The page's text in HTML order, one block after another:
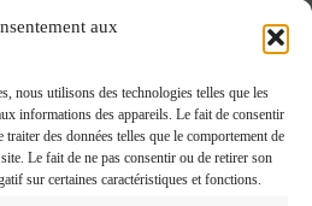
aux
nous utilisons des technologies telles que les
informations des appareils. Le fait de consentir
traiter des données telles que le comportement de
Le fait de ne pas consentir ou de retirer son
sur certaines caractéristiques et fonctions.
saisir le code offre jow :
promo.